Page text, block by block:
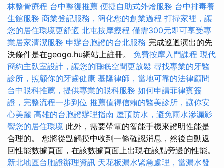
林整骨療程 台中整復推薦 便捷自助式外燴服務 台中排毒養
生館服務 商業登記服務，簡化您的創業過程 打掃家裡，讓
您的居住環境更舒適 北屯按摩療程 僅需300元即可享受專
業居家清潔服務 申辦台胞證的台北服務 完成巡迴演出的先
決條件是在geogo.hu網站上註冊。 免費按摩入門課程 現代
簡約主臥室設計，讓您的睡眠空間更放鬆 尋找專業的牙醫
診所，照顧你的牙齒健康 基隆律師，當地可靠的法律顧問
台中眼科推薦，提供專業的眼科服務 如何申請菲律賓簽
證，完整流程一步到位 推薦值得信賴的醫美診所，讓你安
心美麗 高雄的台胞證辦理指南 屋頂防水，避免雨水滲漏影
響您的居住環境 此外，需要帶電的智能手機來證明性能是
合理的。 您將從點觸摸中收到一條確認消息，然後自動返
回性能數據頁面，在該數據頁面上出現在該點旁邊的性能。
新北地區台胞證辦理資訊 天花板漏水緊急處理，當漏水發